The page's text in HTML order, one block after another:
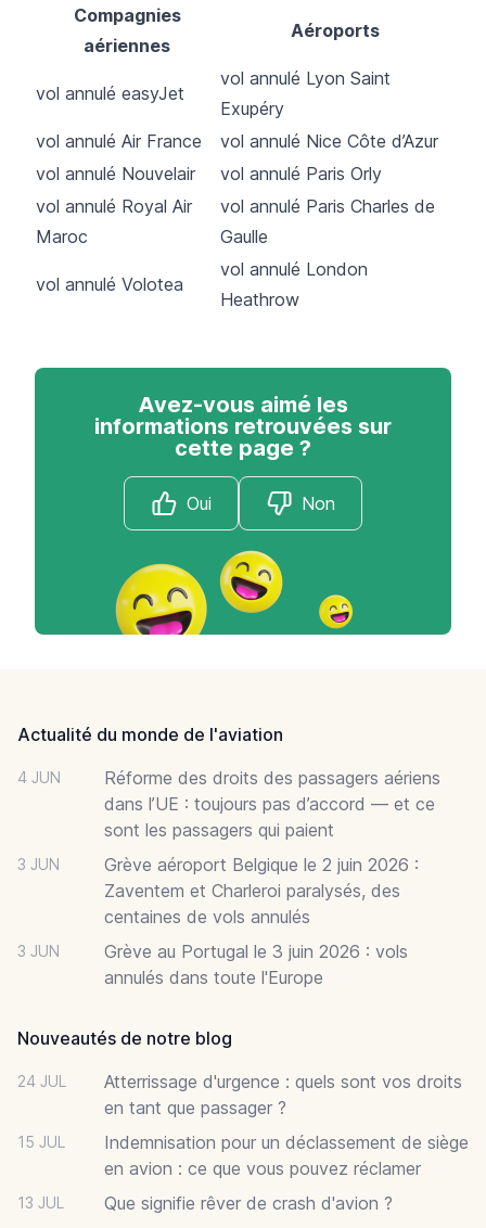
Compagnies
aériennes
Aéroports
vol annulé easyJet
vol annulé Lyon Saint
Exupéry
vol annulé Air France
vol annulé Nice Côte d’Azur
vol annulé Nouvelair
vol annulé Paris Orly
vol annulé Royal Air
Maroc
vol annulé Paris Charles de
Gaulle
vol annulé Volotea
vol annulé London
Heathrow
Avez-vous aimé les
informations retrouvées sur
cette page ?
Oui Non
Actualité du monde de l'aviation
4 JUN
Réforme des droits des passagers aériens
dans l’UE : toujours pas d’accord — et ce
sont les passagers qui paient
3 JUN
Grève aéroport Belgique le 2 juin 2026 :
Zaventem et Charleroi paralysés, des
centaines de vols annulés
3 JUN
Grève au Portugal le 3 juin 2026 : vols
annulés dans toute l'Europe
Nouveautés de notre blog
24 JUL
Atterrissage d'urgence : quels sont vos droits
en tant que passager ?
15 JUL
Indemnisation pour un déclassement de siège
en avion : ce que vous pouvez réclamer
13 JUL Que signifie rêver de crash d'avion ?